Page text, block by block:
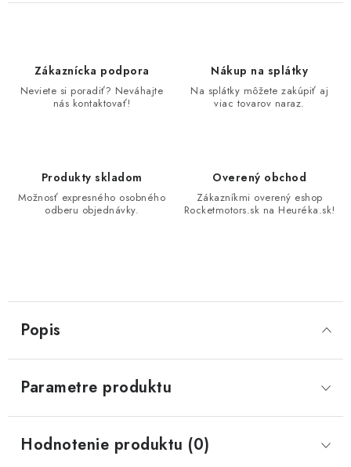
Zákaznícka podpora
Neviete si poradiť? Neváhajte
nás kontaktovať!
Nákup na splátky
Na splátky môžete zakúpiť aj
viac tovarov naraz.
Produkty skladom
Možnosť expresného osobného
odberu objednávky.
Overený obchod
Zákazníkmi overený eshop
Rocketmotors.sk na Heuréka.sk!
Popis
Parametre produktu
Hodnotenie produktu (0)